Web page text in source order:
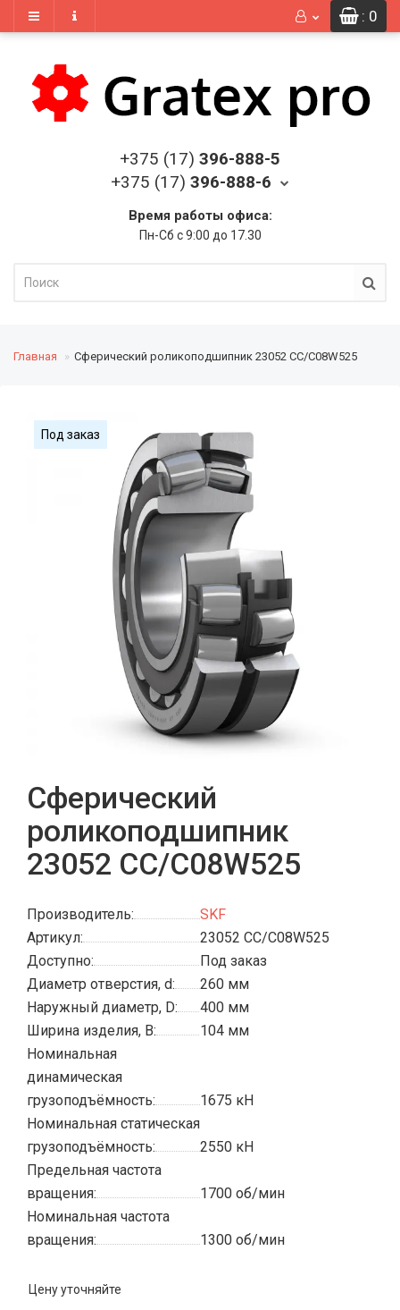
: 0
+375 (17) 396-888-5
+375 (17) 396-888-6
Время работы офиса:
Пн-Сб с 9:00 до 17.30
Главная Сферический роликоподшипник 23052 CC/C08W525
Под заказ
Сферический
роликоподшипник
23052 CC/C08W525
Производитель:
SKF
Артикул:
23052 CC/C08W525
Доступно:
Под заказ
Диаметр отверстия, d:
260 мм
Наружный диаметр, D:
400 мм
Ширина изделия, B:
104 мм
Номинальная
динамическая
грузоподъёмность:
1675 кН
Номинальная статическая
грузоподъёмность:
2550 кН
Предельная частота
вращения:
1700 об/мин
Номинальная частота
вращения:
1300 об/мин
Цену уточняйте